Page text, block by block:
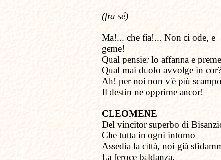
(fra sé)
Ma!... che fia!... Non ci ode, e
geme!
Qual pensier lo affanna e
Qual mai duolo avvolge in cor?
Ah! per noi non v'è più
Il destin ne opprime ancor!
CLEOMENE
Del vincitor superbo di
Che tutta in ogni intorno
Assedia la città, noi già
La feroce baldanza.